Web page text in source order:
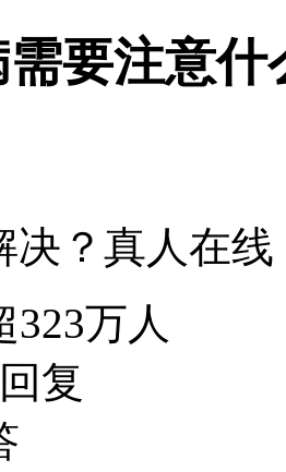
需要注意
决？真人在
323万人
复